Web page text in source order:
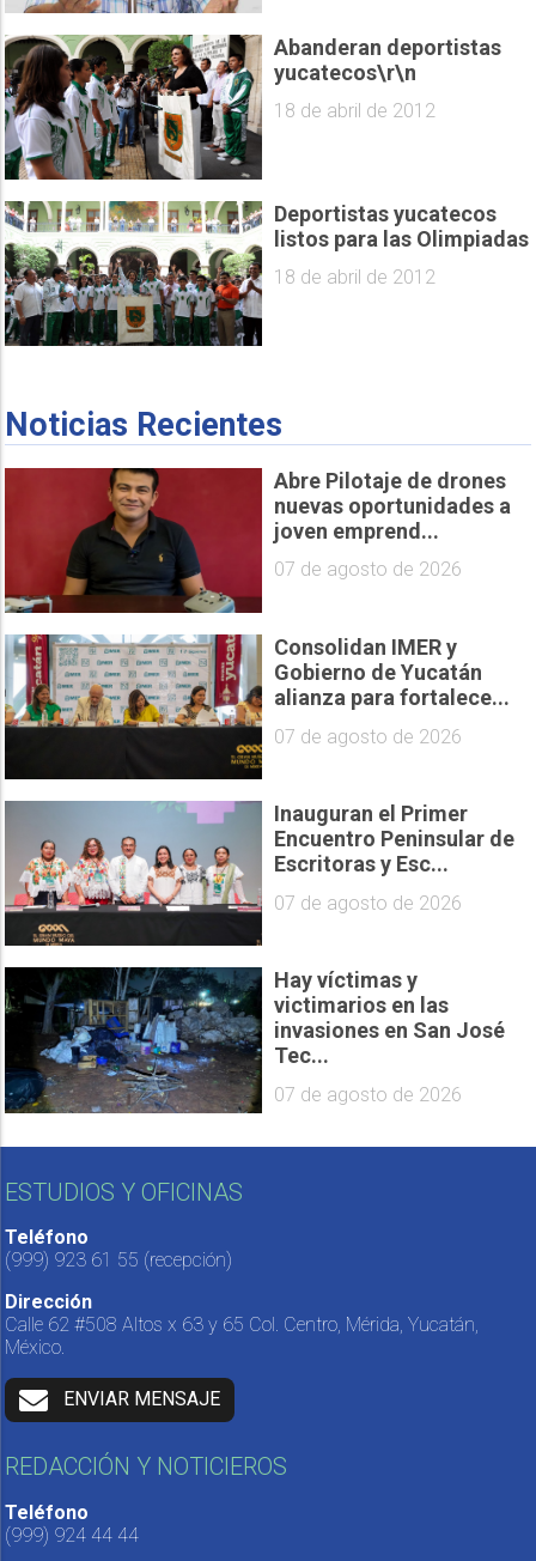
Abanderan deportistas
yucatecos\r\n
18 de abril de 2012
Deportistas yucatecos
listos para las Olimpiadas
18 de abril de 2012
Noticias Recientes
Abre Pilotaje de drones
nuevas oportunidades a
joven emprend...
07 de agosto de 2026
Consolidan IMER y
Gobierno de Yucatán
alianza para fortalece...
07 de agosto de 2026
Inauguran el Primer
Encuentro Peninsular de
Escritoras y Esc...
07 de agosto de 2026
Hay víctimas y
victimarios en las
invasiones en San José
Tec...
07 de agosto de 2026
ESTUDIOS Y OFICINAS
Teléfono
(999) 923 61 55 (recepción)
Dirección
Calle 62 #508 Altos x 63 y 65 Col. Centro, Mérida, Yucatán,
México.
ENVIAR MENSAJE
REDACCIÓN Y NOTICIEROS
Teléfono
(999) 924 44 44